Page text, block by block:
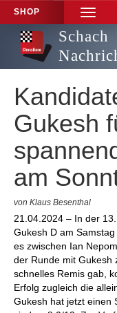
SHOP
TOGGLE
Schach
Gukesh
am
von Klaus Besenthal
21.04.2024 – In der
Gukesh D am
es zwischen Ian
der Runde mit Gukesh
schnelles Remis gab,
Erfolg zugleich die
Gukesh hat jetzt einen